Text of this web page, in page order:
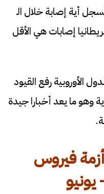
أية إصابة خلال الـ
إصابات هي الأقل
الأوروبية رفع القيود
وهو ما يعد أخبارا جيدة
فيروس
يونيو